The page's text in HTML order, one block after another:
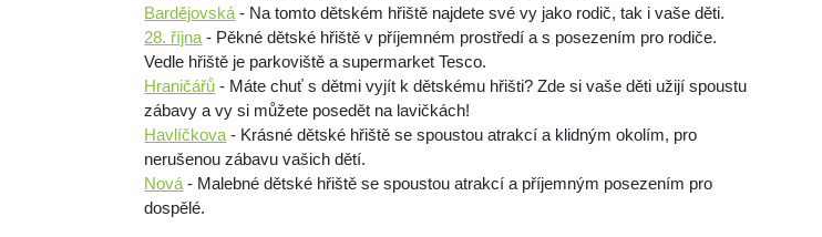
Bardějovská - Na tomto dětském hřiště najdete své vy jako rodič, tak i vaše děti.
28. října - Pěkné dětské hřiště v příjemném prostředí a s posezením pro rodiče.
Vedle hřiště je parkoviště a supermarket Tesco.
Hraničářů - Máte chuť s dětmi vyjít k dětskému hřišti? Zde si vaše děti užijí spoustu
zábavy a vy si můžete posedět na lavičkách!
Havlíčkova - Krásné dětské hřiště se spoustou atrakcí a klidným okolím, pro
nerušenou zábavu vašich dětí.
Nová - Malebné dětské hřiště se spoustou atrakcí a příjemným posezením pro
dospělé.